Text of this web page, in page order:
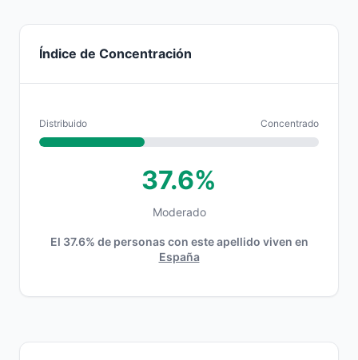
Índice de Concentración
Distribuido Concentrado
37.6%
Moderado
El 37.6% de personas con este apellido viven en
España